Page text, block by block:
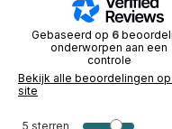
Gebaseerd op 6
onderworpen aan een
controle
Bekijk alle beoordelingen
site
5 sterren